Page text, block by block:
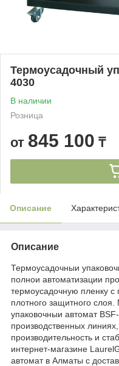
Термоусадочный
4030
В наличии
Розница
от 845 100 ₸
Описание
Описание
Термоусадочныи
полнои автоматизации
термоусадочную пленку
плотного защитного
упаковочныи автомат
производственных
производительность и
интернет-магазине
автомат в Алматы с